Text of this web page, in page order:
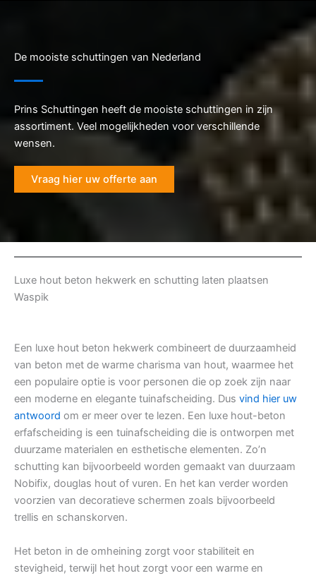
De mooiste schuttingen van Nederland
Prins Schuttingen heeft de mooiste schuttingen in zijn
assortiment. Veel mogelijkheden voor verschillende
wensen.
Vraag hier uw offerte aan
Luxe hout beton hekwerk en schutting laten plaatsen
Waspik
Een luxe hout beton hekwerk combineert de duurzaamheid
van beton met de warme charisma van hout, waarmee het
een populaire optie is voor personen die op zoek zijn naar
een moderne en elegante tuinafscheiding. Dus vind hier uw
antwoord om er meer over te lezen. Een luxe hout-beton
erfafscheiding is een tuinafscheiding die is ontworpen met
duurzame materialen en esthetische elementen. Zo’n
schutting kan bijvoorbeeld worden gemaakt van duurzaam
Nobifix, douglas hout of vuren. En het kan verder worden
voorzien van decoratieve schermen zoals bijvoorbeeld
trellis en schanskorven.
Het beton in de omheining zorgt voor stabiliteit en
stevigheid, terwijl het hout zorgt voor een warme en